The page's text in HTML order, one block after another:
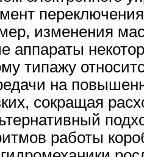
изменения
аппараты
типажу
на
сокращая
работы